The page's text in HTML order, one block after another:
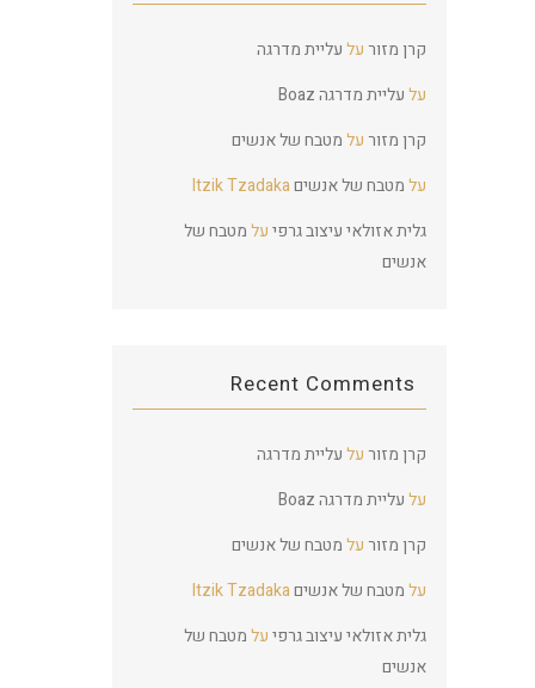
קרן מזורעלעליית מדרגה
Boaz
עלעליית מדרגה
קרן מזורעלמטבח של אנשים
Itzik Tzadaka
עלמטבח של אנשים
גלית אזולאי עיצוב גרפיעלמטבח של
אנשים
Recent Comments
קרן מזורעלעליית מדרגה
Boaz
עלעליית מדרגה
קרן מזורעלמטבח של אנשים
Itzik Tzadaka
עלמטבח של אנשים
גלית אזולאי עיצוב גרפיעלמטבח של
אנשים